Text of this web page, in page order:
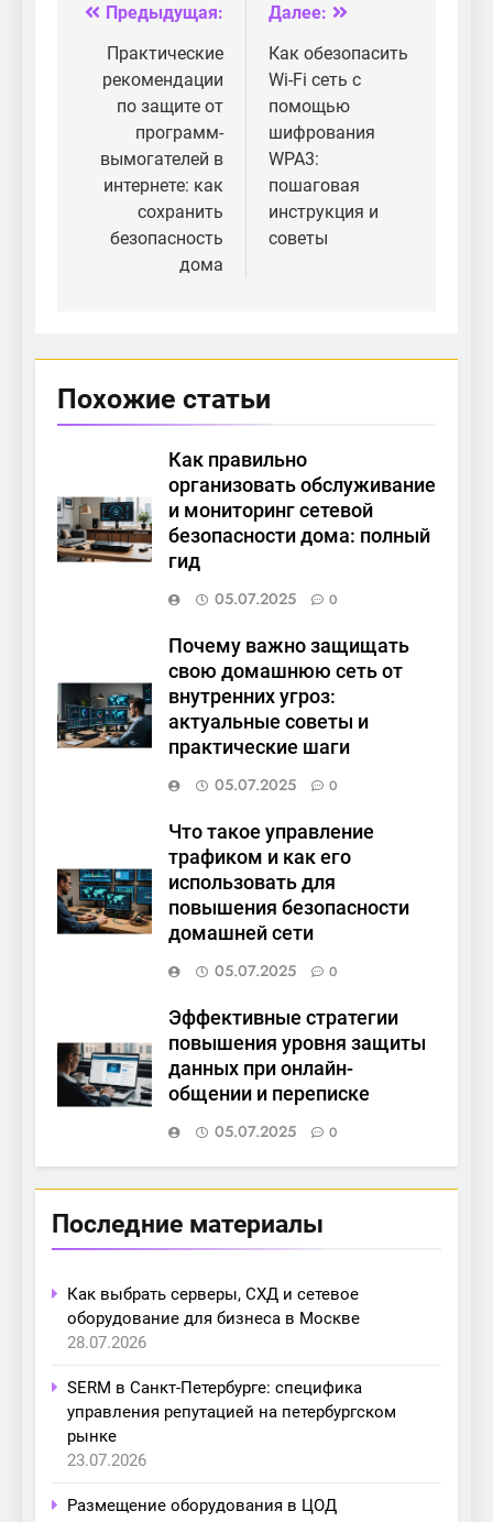
закупок: защита
вашего дома и
данных
Навигация
по
записям
Предыдущая:
Практические
рекомендации
по защите от
программ-
вымогателей в
интернете: как
сохранить
безопасность
дома
Далее:
Как обезопасить
Wi-Fi сеть с
помощью
шифрования
WPA3:
пошаговая
инструкция и
советы
Похожие статьи
Как правильно
организовать обслуживание
и мониторинг сетевой
безопасности дома: полный
гид
05.07.2025
0
Почему важно защищать
свою домашнюю сеть от
внутренних угроз:
актуальные советы и
практические шаги
05.07.2025
0
Что такое управление
трафиком и как его
использовать для
повышения безопасности
домашней сети
05.07.2025
0
Эффективные стратегии
повышения уровня защиты
данных при онлайн-
общении и переписке
05.07.2025
0
Последние материалы
Как выбрать серверы, СХД и сетевое
оборудование для бизнеса в Москве
28.07.2026
SERM в Санкт-Петербурге: специфика
управления репутацией на петербургском
рынке
23.07.2026
Размещение оборудования в ЦОД